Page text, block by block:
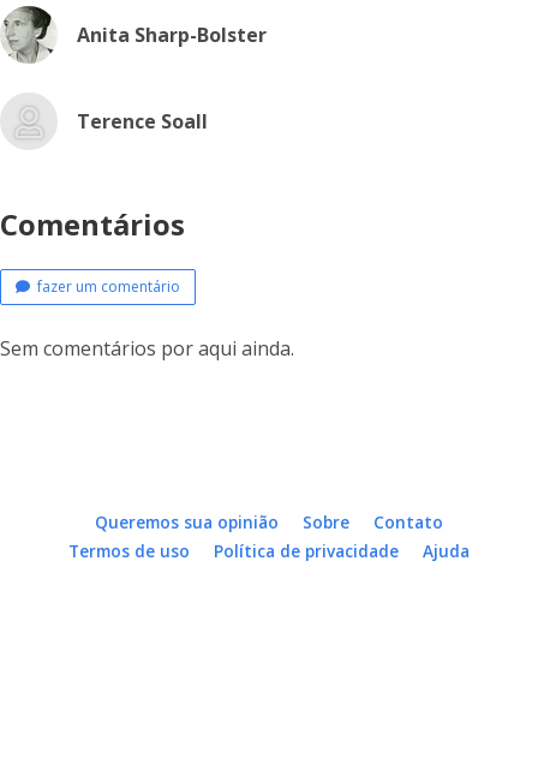
Anita Sharp-Bolster
Terence Soall
Comentários
fazer um comentário
Sem comentários por aqui ainda.
Queremos sua opinião Sobre
Contato
Termos de uso
Política de privacidade Ajuda